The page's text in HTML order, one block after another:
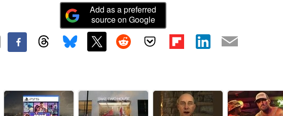
Add as a preferred
source on Google